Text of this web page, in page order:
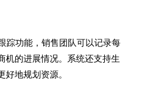
踪功能，销售团队可以记录每
机的进展情况。系统还支持生
好地规划资源。